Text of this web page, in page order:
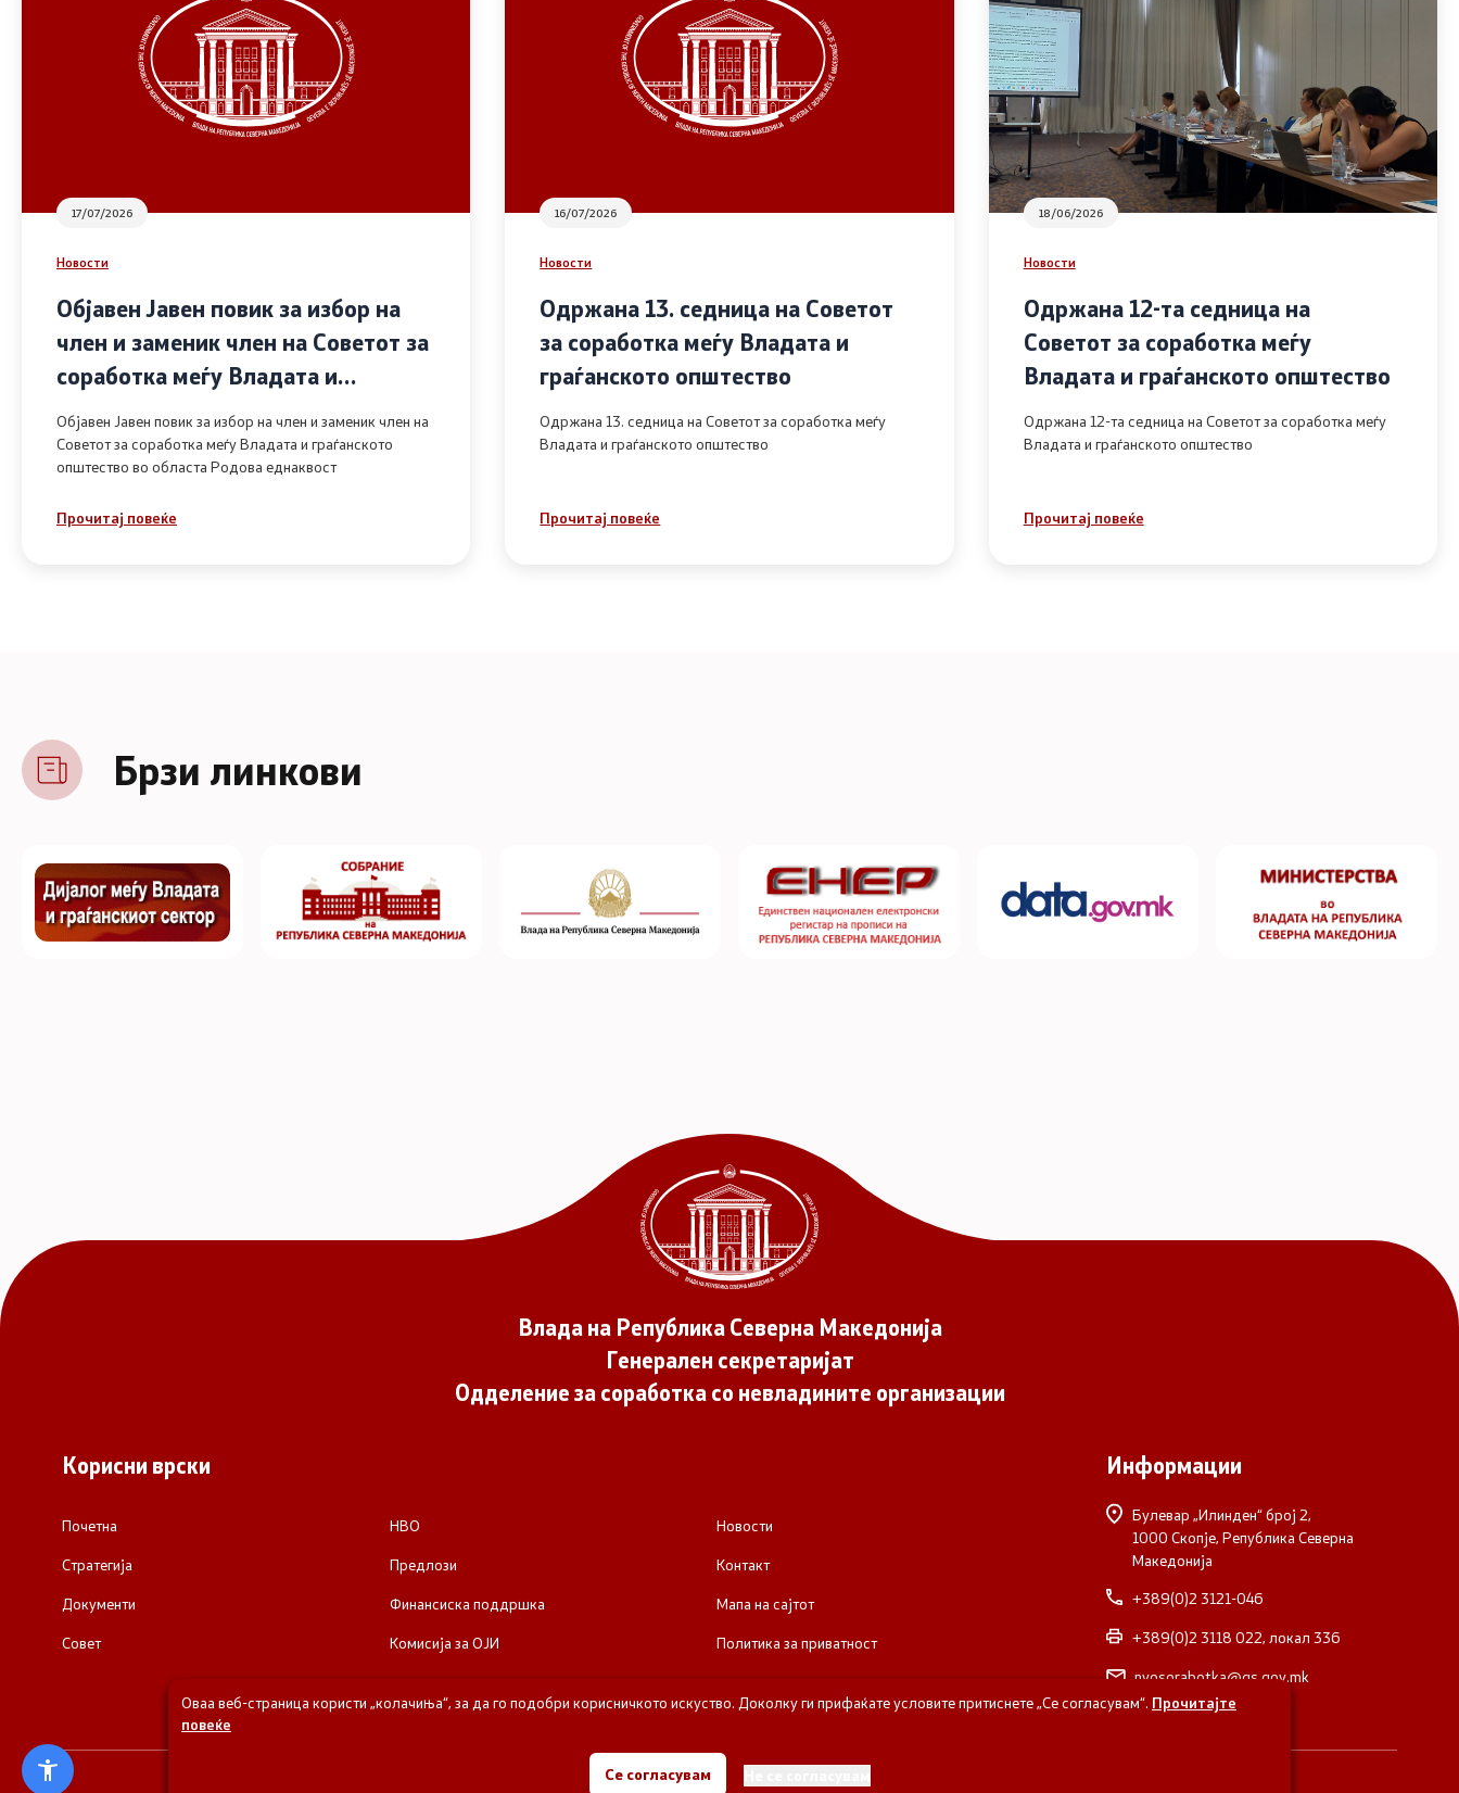
17/07/2026
Новости
Објавен Јавен повик за избор на
член и заменик член на Советот за
соработка меѓу Владата и
граѓанското општество во областа
Родова еднаквост
Објавен Јавен повик за избор на член и заменик член на
Советот за соработка меѓу Владата и граѓанското
општество во областа Родова еднаквост
Прочитај повеќе
16/07/2026
Новости
Одржана 13. седница на Советот
за соработка меѓу Владата и
граѓанското општество
Одржана 13. седница на Советот за соработка меѓу
Владата и граѓанското општество
Прочитај повеќе
18/06/2026
Новости
Одржана 12-та седница на
Советот за соработка меѓу
Владата и граѓанското општество
Одржана 12-та седница на Советот за соработка меѓу
Владата и граѓанското општество
Прочитај повеќе
Брзи линкови
Влада на Република Северна Македонија
Генерален секретаријат
Одделение за соработка со невладините организации
Корисни врски
Почетна
Стратегија
Документи
Совет
НВО
Предлози
Финансиска поддршка
Комисија за ОЈИ
Новости
Контакт
Мапа на сајтот
Политика за приватност
Информации
Булевар „Илинден“ број 2,
1000 Скопје, Република Северна
Македонија
+389(0)2 3121-046
+389(0)2 3118 022, локал 336
nvosorabotka@gs.gov.mk
© 2026 Одделение за соработка со невладините организации - Влада на Република Северна Македонија
Оваа веб-страница користи „колачиња“, за да го подобри корисничкото искуство. Доколку ги прифаќате условите притиснете „Се согласувам“. Прочитајте
повеќе
Се согласувам